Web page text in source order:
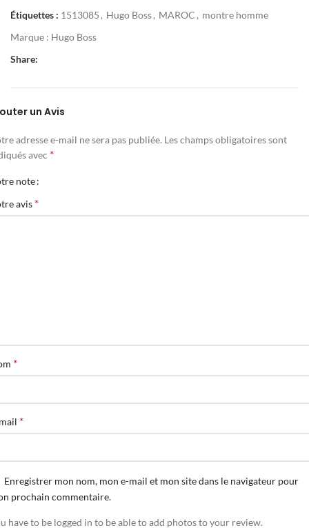
Étiquettes : 1513085 , Hugo Boss, MAROC , montre homme
Marque : Hugo Boss
Share:
un Avis
adresse e-mail ne sera pas publiée. Les champs obligatoires sont
avec *
note
avis *
*
*
Enregistrer mon nom, mon e-mail et mon site dans le navigateur pour
prochain commentaire.
have to be logged in to be able to add photos to your review.